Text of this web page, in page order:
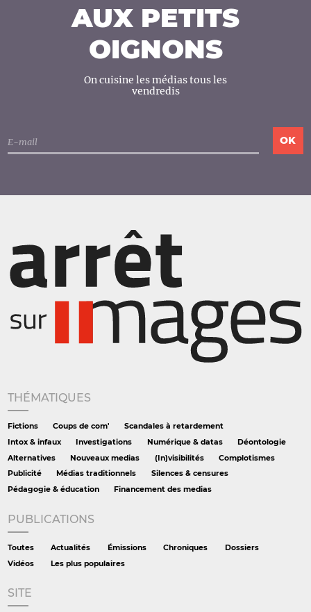
AUX PETITS
OIGNONS
On cuisine les médias tous les
vendredis
THÉMATIQUES
Fictions Coups de com'
Scandales à retardement
Intox & infaux
Investigations Numérique & datas
Déontologie
Alternatives
Nouveaux medias (In)visibilités
Complotismes
Publicité
Médias traditionnels
Silences & censures
Pédagogie & éducation
Financement des medias
PUBLICATIONS
Toutes Actualités Émissions Chroniques
Dossiers
Vidéos
Les plus populaires
SITE